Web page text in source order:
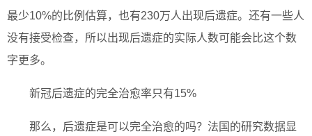
最少10%的比例估算，也有230万人出现后遗症。还有一些人
没有接受检查，所以出现后遗症的实际人数可能会比这个数
字更多。
新冠后遗症的完全治愈率只有15%
那么，后遗症是可以完全治愈的吗？法国的研究数据显